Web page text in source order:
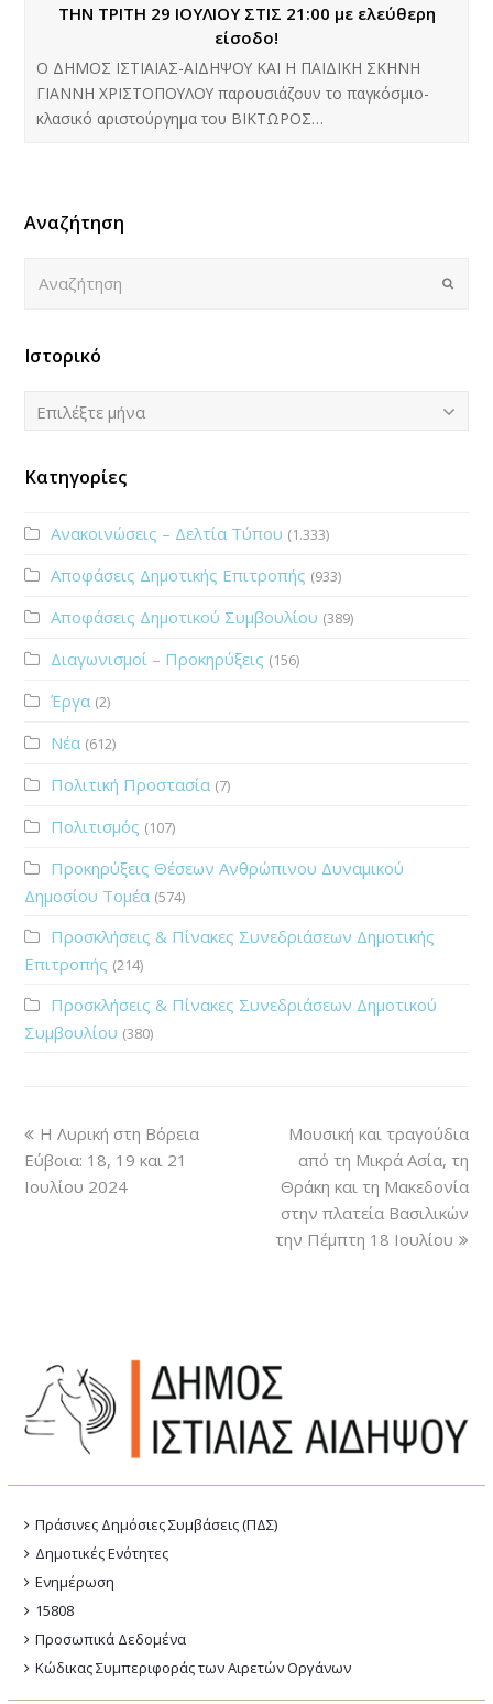
ΤΗΝ ΤΡΙΤΗ 29 ΙΟΥΛΙΟΥ ΣΤΙΣ 21:00 με ελεύθερη
είσοδο!
O ΔΗΜΟΣ ΙΣΤΙΑΙΑΣ-ΑΙΔΗΨΟΥ ΚΑΙ Η ΠΑΙΔΙΚΗ ΣΚΗΝΗ
ΓΙΑΝΝΗ ΧΡΙΣΤΟΠΟΥΛΟΥ παρουσιάζουν το παγκόσμιο-
κλασικό αριστούργημα του ΒΙΚΤΩΡΟΣ…
Αναζήτηση
Submit
Ιστορικό
Ιστορικό
Επιλέξτε μήνα
Κατηγορίες
Ανακοινώσεις – Δελτία Τύπου (1.333)
Αποφάσεις Δημοτικής Επιτροπής (933)
Αποφάσεις Δημοτικού Συμβουλίου (389)
Διαγωνισμοί – Προκηρύξεις (156)
Έργα (2)
Νέα (612)
Πολιτική Προστασία (7)
Πολιτισμός (107)
Προκηρύξεις Θέσεων Ανθρώπινου Δυναμικού
Δημοσίου Τομέα (574)
Προσκλήσεις & Πίνακες Συνεδριάσεων Δημοτικής
Επιτροπής (214)
Προσκλήσεις & Πίνακες Συνεδριάσεων Δημοτικού
Συμβουλίου (380)
Η Λυρική στη Βόρεια
Εύβοια: 18, 19 και 21
Ιουλίου 2024
Mουσική και τραγούδια
από τη Μικρά Ασία, τη
Θράκη και τη Μακεδονία
στην πλατεία Βασιλικών
την Πέμπτη 18 Ιουλίου
Πράσινες Δημόσιες Συμβάσεις (ΠΔΣ)
Δημοτικές Ενότητες
Ενημέρωση
15808
Προσωπικά Δεδομένα
Κώδικας Συμπεριφοράς των Αιρετών Οργάνων